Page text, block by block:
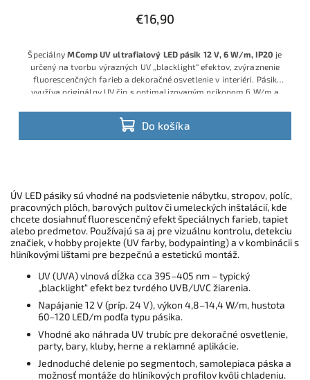
€16,90
Do košíka
ŠpeciálnyMComp UV ultrafialový LED pásik 12 V, 6 W/m, IP20 je
určený na tvorbu výrazných UV „blacklight“ efektov, zvýraznenie
fluorescenčných farieb a dekoračné osvetlenie v interiéri. Pásik
využíva originálny UV čip s optimalizovaným príkonom 6 W/m a
spoľahlivý UV výkon pri nízkej spotrebe energie.
ÚV LED pásiky sú vhodné na podsvietenie nábytku, stropov, políc,
pracovných plôch, barových pultov či umeleckých inštalácií, kde
chcete dosiahnuť fluorescenčný efekt špeciálnych farieb, tapiet
alebo predmetov. Používajú sa aj pre vizuálnu kontrolu, detekciu
značiek, v hobby projekte (UV farby, bodypainting) a v kombinácii s
hliníkovými lištami pre bezpečnú a estetickú montáž.
UV (UVA) vlnová dĺžka cca 395–405 nm – typický
„blacklight“ efekt bez tvrdého UVB/UVC žiarenia.
Napájanie 12 V (príp. 24 V), výkon 4,8–14,4 W/m, hustota
60–120 LED/m podľa typu pásika.
Vhodné ako náhrada UV trubíc pre dekoračné osvetlenie,
party, bary, kluby, herne a reklamné aplikácie.
Jednoduché delenie po segmentoch, samolepiaca páska a
možnosť montáže do hliníkových profilov kvôli chladeniu.